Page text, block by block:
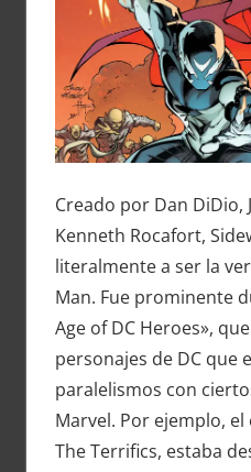
Creado por Dan DiDio,
Kenneth Rocafort,
literalmente a ser la
Man. Fue prominente
Age of DC Heroes»,
personajes de DC que
paralelismos con
Marvel. Por ejemplo,
The Terrifics, estaba